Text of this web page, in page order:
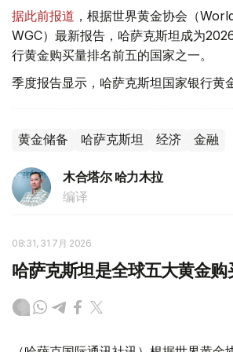
据此前报道 ，根据世界黄金协会（
WGC）最新报告，哈萨克斯坦成为
行黄金购买量排名前五的国家之一。
季度报告显示，哈萨克斯坦国家银行黄
黄金储备 哈萨克斯坦 经济 金融
木合塔尔 哈力木拉
编译
08:31, 31 7月 2026
哈萨克斯坦是全球五大黄金购